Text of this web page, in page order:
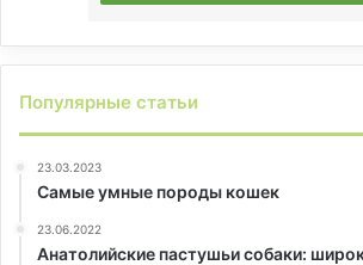
Популярные статьи
23.03.2023
Самые умные породы кошек
23.06.2022
Анатолийские пастушьи собаки: